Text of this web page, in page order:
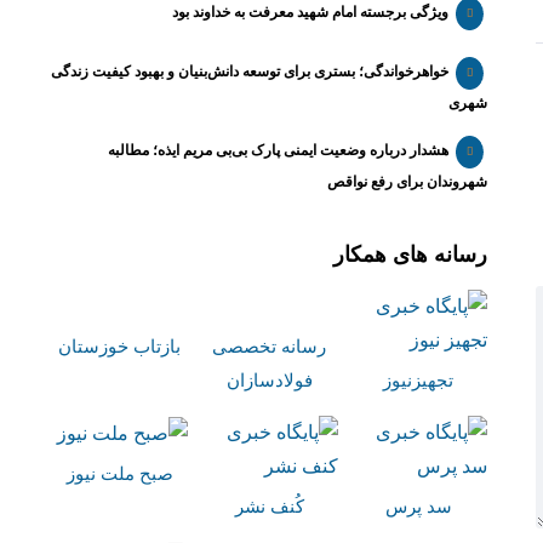
ویژگی برجسته امام شهید معرفت به خداوند بود
خواهرخواندگی؛ بستری برای توسعه دانش‌بنیان و بهبود کیفیت زندگی
شهری
هشدار درباره وضعیت ایمنی پارک بی‌بی مریم ایذه؛ مطالبه
شهروندان برای رفع نواقص
رسانه های همکار
تجهیزنیوز
رسانه تخصصی
فولادسازان
بازتاب خوزستان
سد پرس کُنف نشر
صبح ملت نیوز